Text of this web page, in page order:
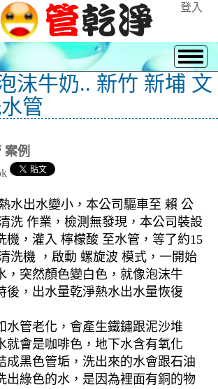
登入
沫牛奶.. 新竹 新埔 文
管
案例
水出水變小，本公司驅車至 賴 公
洗 作業，檢測無發現，本公司裝設
機，灌入 檸檬酸 至水管，等了約15
洗機 ，啟動 螺旋波 模式，一開始
，突然顏色變白色，就像泡沫牛
後，出水量乾淨熱水出水量恢復
水管老化，會產生鐵鏽跟泥沙堆
就會是咖啡色，地下水含有氧化
成黑色管垢，洗出來的水會跟石油
出綠色的水，是因為裡面有銅的物